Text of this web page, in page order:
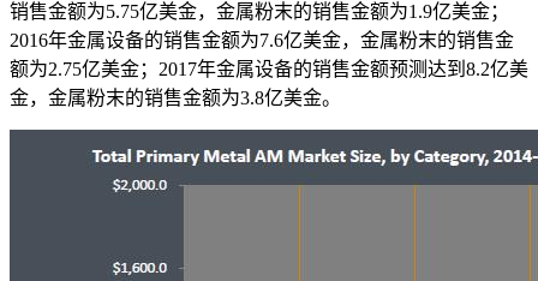
销售金额为5.75亿美金，金属粉末的销售金额为1.9亿美金；
2016年金属设备的销售金额为7.6亿美金，金属粉末的销售金
额为2.75亿美金；2017年金属设备的销售金额预测达到8.2亿美
金，金属粉末的销售金额为3.8亿美金。